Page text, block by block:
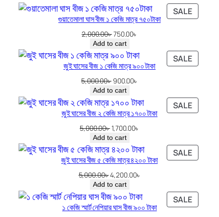
l
p
c
e
s
:
0
0
.
0
0
p
r
i
c
e
i
s
:
7
0
0
.
0
0
৳
.
রী
র
০
কা
q
n
t
SALE
ON
গুয়াতেমালা ঘাস বীজ ১ কেজি মাত্র ৭৫০টাকা
2,000.00৳Original
price
was:
2,000.00৳ .
750.00৳
is:
750.00৳ .
Add to cart
SALE
ON
জুই ঘাসের বীজ ১ কেজি মাত্র ৯০০ টাকা
5,000.00৳ Original
price
was:
5,000.00৳ .
900.00৳
is:
900.00৳ .
Add to cart
SALE
ON
জুই ঘাসের বীজ ২ কেজি মাত্র ১৭০০ টাকা
5,000.00৳Original
price
was:
5,000.00৳ .
1,700.00৳
is:
1,700.00৳ .
Add to cart
SALE
ON
জুই ঘাসের বীজ ৫ কেজি মাত্র ৪২০০ টাকা
5,000.00৳Original
price
was:
5,000.00৳ .
4,200.00৳
is:
4,200.00৳ .
Add to cart
SALE
ON
১ কেজি স্মার্ট নেপিয়ার ঘাস বীজ ৯০০ টাকা